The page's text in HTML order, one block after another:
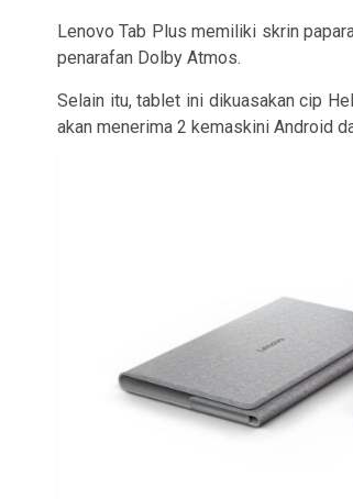
Lenovo Tab Plus memiliki skrin
penarafan Dolby Atmos.
Selain itu, tablet ini dikuasakan cip
akan menerima 2 kemaskini Android